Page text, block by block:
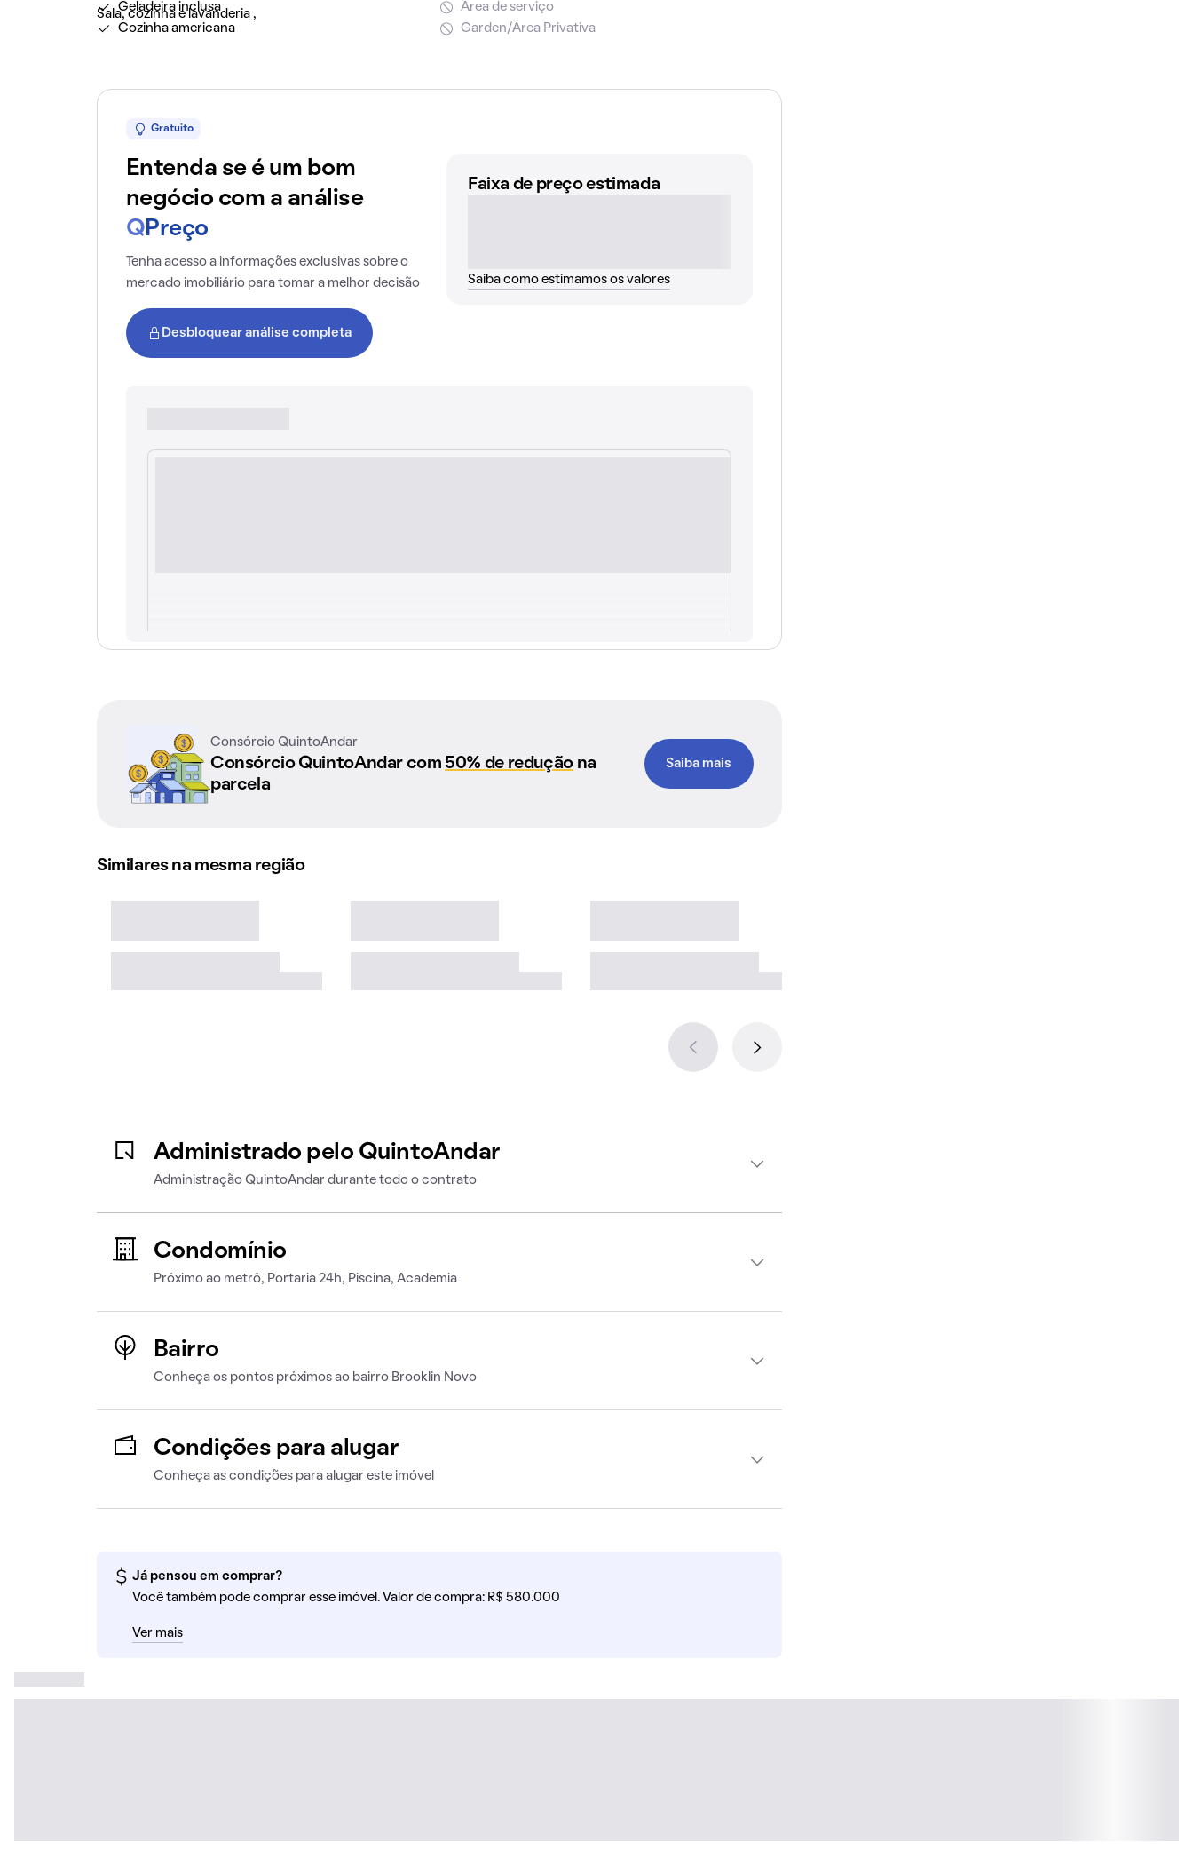
Sala, cozinha e lavanderia ,
Geladeira inclusa
Cozinha americana
Área de serviço
Garden/Área Privativa
Gratuito
Entenda se é um bom
negócio com a análise
Q Preço
Tenha acesso a informações exclusivas sobre o
mercado imobiliário para tomar a melhor decisão
Desbloquear análise completa
Faixa de preço estimada
Saiba como estimamos os valores
Consórcio QuintoAndar
Consórcio QuintoAndar com 50% de reduçãona
parcela
Saiba mais
Similares na mesma região
Administrado pelo QuintoAndar
Administração QuintoAndar durante todo o contrato
Condomínio
Próximo ao metrô, Portaria 24h, Piscina, Academia
Bairro
Conheça os pontos próximos ao bairro Brooklin Novo
Condições para alugar
Conheça as condições para alugar este imóvel
Já pensou em comprar?
Você também pode comprar esse imóvel. Valor de compra: R$ 580.000
Ver mais